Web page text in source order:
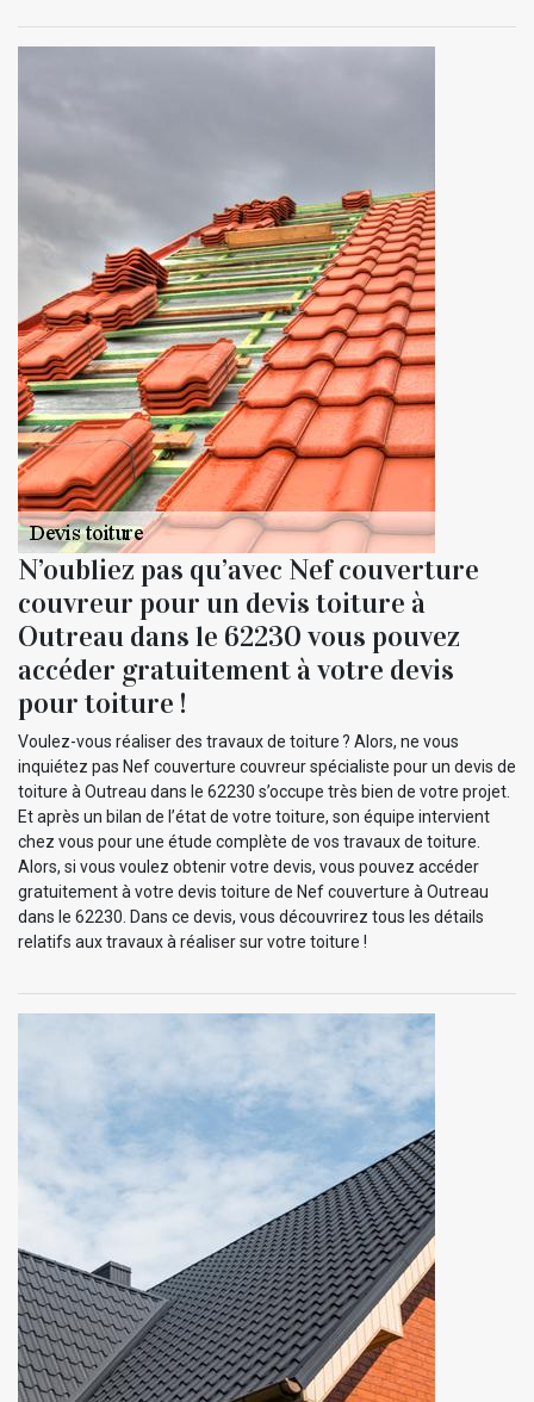
N’oubliez pas qu’avec Nef couverture
couvreur pour un devis toiture à
Outreau dans le 62230 vous pouvez
accéder gratuitement à votre devis
pour toiture !
Voulez-vous réaliser des travaux de toiture ? Alors, ne vous
inquiétez pas Nef couverture couvreur spécialiste pour un devis de
toiture à Outreau dans le 62230 s’occupe très bien de votre projet.
Et après un bilan de l’état de votre toiture, son équipe intervient
chez vous pour une étude complète de vos travaux de toiture.
Alors, si vous voulez obtenir votre devis, vous pouvez accéder
gratuitement à votre devis toiture de Nef couverture à Outreau
dans le 62230. Dans ce devis, vous découvrirez tous les détails
relatifs aux travaux à réaliser sur votre toiture !